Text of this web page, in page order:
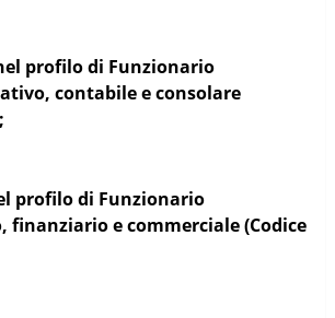
profilo di Funzionario
contabile e consolare
profilo di Funzionario
finanziario e commerciale (Codice